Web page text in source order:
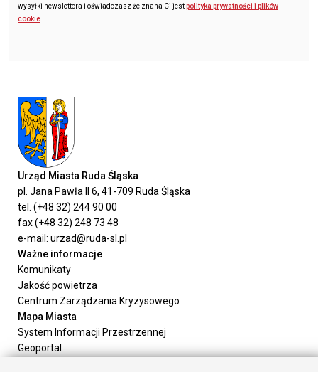
wysyłki newslettera i oświadczasz że znana Ci jestpolityka prywatności i plików
cookie
Urząd Miasta Ruda Śląska
pl. Jana Pawła II 6, 41-709 Ruda Śląska
tel. (+48 32) 244 90 00
fax (+48 32) 248 73 48
e-mail: urzad@ruda-sl.pl
Ważne informacje
Komunikaty
Jakość powietrza
Centrum Zarządzania Kryzysowego
Mapa Miasta
System Informacji Przestrzennej
Geoportal